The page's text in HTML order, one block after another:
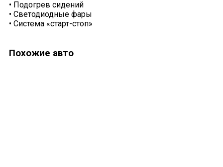
• Подогрев сидений
• Светодиодные фары
• Система «старт-стоп»
Похожие авто